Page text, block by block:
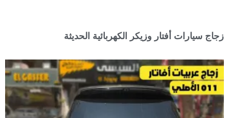
زجاج سيارات أفتار وزيكر الكهربائية الحديثة